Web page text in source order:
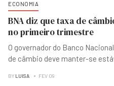
ECONOMIA
BNA diz que taxa de
no primeiro trimestre
O governador do Banco
de câmbio deve manter-se
BY LUISA FEV 09